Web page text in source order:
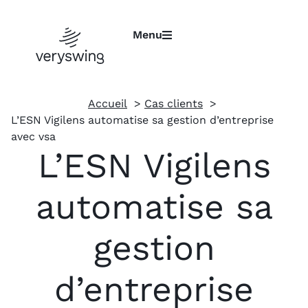
Menu
Accueil
Cas clients
L’ESN Vigilens automatise sa gestion d’entreprise
avec vsa
L’ESN Vigilens
automatise sa
gestion
d’entreprise